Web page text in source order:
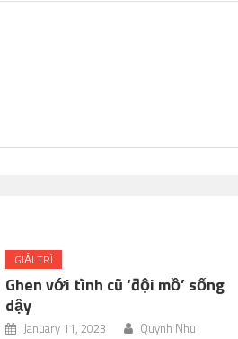
GIẢI TRÍ
Ghen với tình cũ ‘đội mồ’ sống
dậy
January 11, 2023 Quynh Nhu